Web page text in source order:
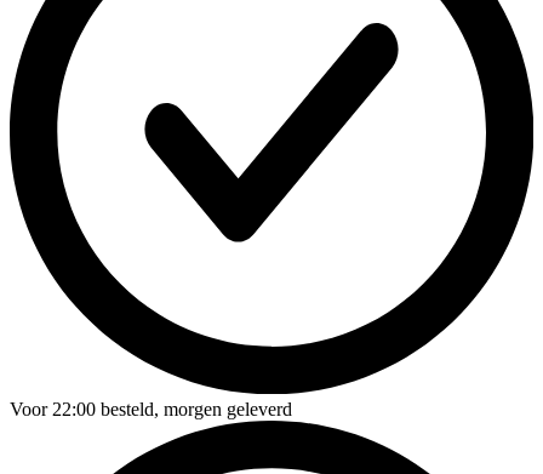
Voor22:00 besteld, morgen geleverd